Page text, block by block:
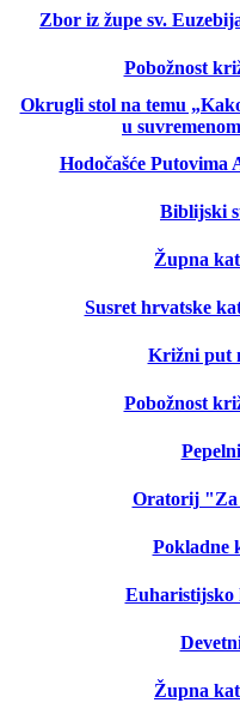
Zbor iz župe sv.
Pobožnost
Okrugli stol na temu
u
Hodočašće Putovima
Biblijski
Župna
Susret hrvatske
Križni put
Pobožnost
Oratorij
Pokladne
Euharistijsko
Župna